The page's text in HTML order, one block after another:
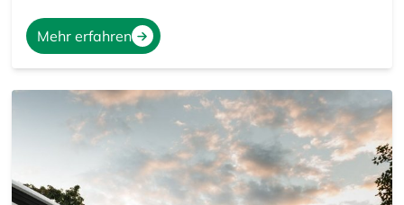
Mehr erfahren